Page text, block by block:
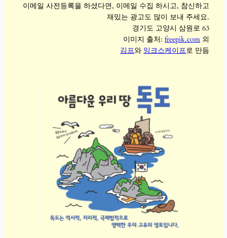
이메일 사전등록을 하셨다면, 이메일 수집 하시고, 참신하고
재밌는 광고도 많이 보내 주세요.
경기도 고양시 삼원로 63
이미지 출처:freepik.com 외
김프와 잉크스케이프로 만듬